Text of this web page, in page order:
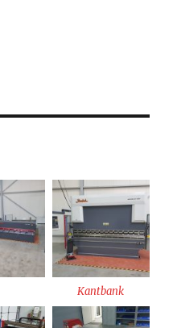
Kantbank